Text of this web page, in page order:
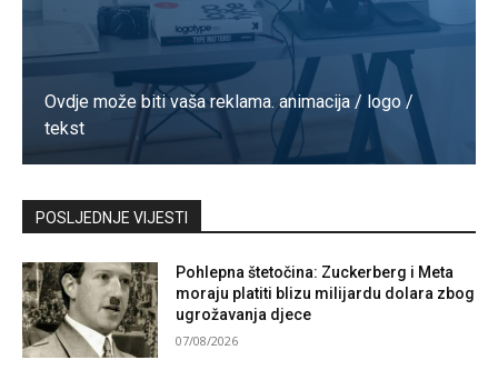
Ovdje može biti vaša reklama. animacija / logo /
tekst
Kontaktirajte nas
POSLJEDNJE VIJESTI
Pohlepna štetočina: Zuckerberg i Meta
moraju platiti blizu milijardu dolara zbog
ugrožavanja djece
07/08/2026